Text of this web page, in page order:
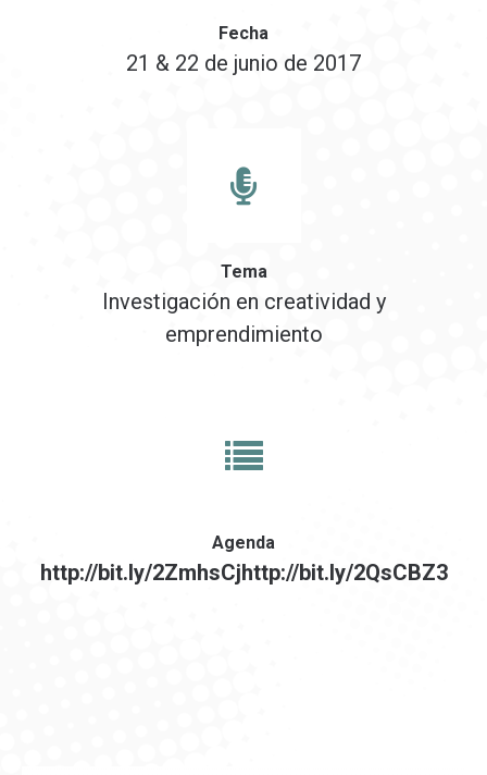
Fecha
21 & 22 de junio de 2017
Tema
Investigación en creatividad y
emprendimiento
Agenda
http://bit.ly/2ZmhsCjhttp://bit.ly/2QsCBZ3